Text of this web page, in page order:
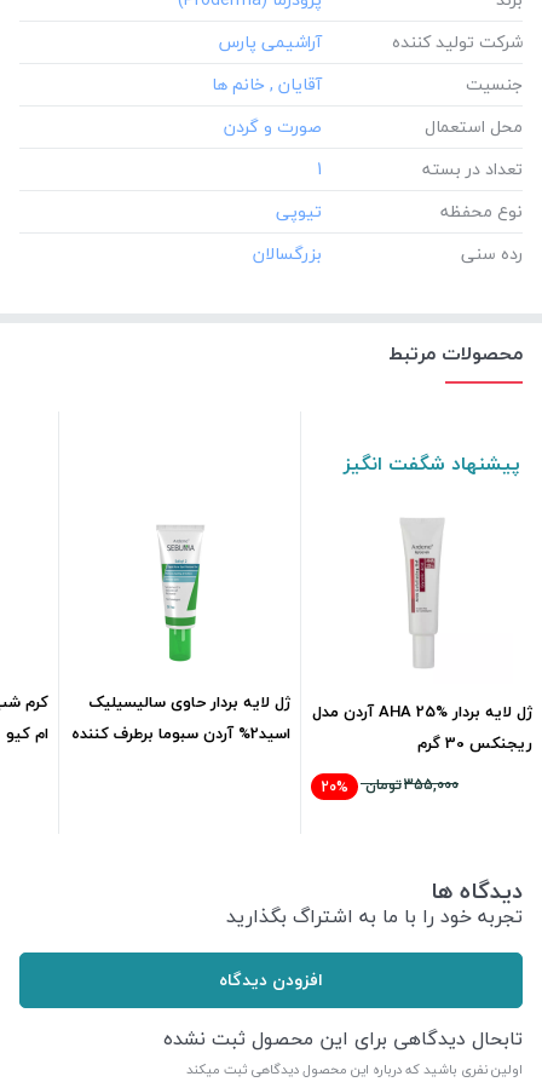
شرکت تولید کننده
جنسیت
محل استعمال
تعداد در بسته
‎1
نوع محفظه
رده سنی
محصولات مرتبط
پیشنهاد شگفت انگیز
ژل لایه بردار AHA 25% آردن مدل
ریجنکس 30 گرم
355,000تومان 20%
تومان
ژل لایه بردار حاوی سالیسیلیک
اسید2% آردن سبوما برطرف کننده
ام کیو 30 میلی لیتر
دیدگاه ها
تجربه خود را با ما به اشتراگ بگذارید
افزودن دیدگاه
تابحال دیدگاهی برای این محصول ثبت نشده
اولین نفری باشید که درباره این محصول دیدگاهی ثبت میکند